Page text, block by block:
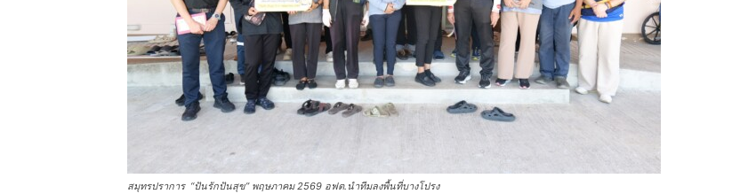
สมุทรปราการ “ปันรักปันสุข” พฤษภาคม 2569 อฟต.นำทีมลงพื้นที่บางโปรง